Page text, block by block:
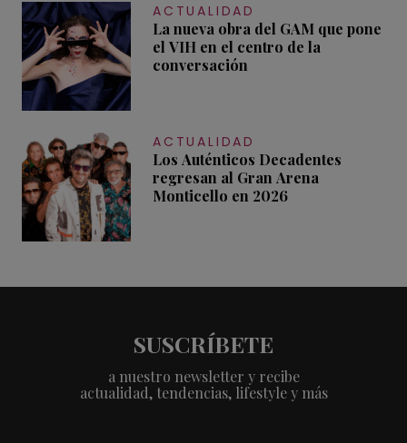
ACTUALIDAD
La nueva obra del GAM que pone
el VIH en el centro de la
conversación
ACTUALIDAD
Los Auténticos Decadentes
regresan al Gran Arena
Monticello en 2026
SUSCRÍBETE
a nuestro newsletter y recibe
actualidad, tendencias, lifestyle y más